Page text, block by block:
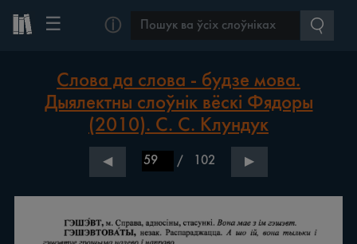
☰ ⓘ
Слова да слова - будзе мова.
Дыялектны слоўнік вёскі Фядоры
(2010). С. С. Клундук
◀ / 102 ▶